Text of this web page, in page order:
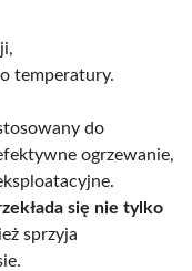
temperatury.
do
ogrzewanie,
się nie tylko
sprzyja